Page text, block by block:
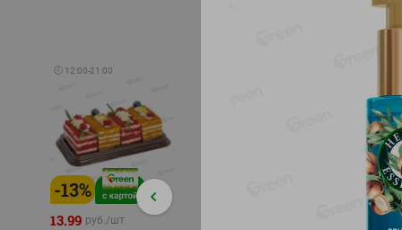
🕘 12:00-21:00
-13%
13.99 руб./шт
-24%
4.99